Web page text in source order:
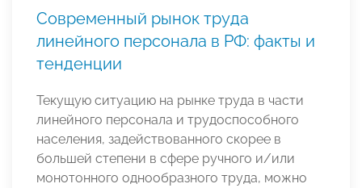
Современный рынок труда
линейного персонала в РФ: факты и
тенденции
Текущую ситуацию на рынке труда в части
линейного персонала и трудоспособного
населения, задействованного скорее в
большей степени в сфере ручного и/или
монотонного однообразного труда, можно